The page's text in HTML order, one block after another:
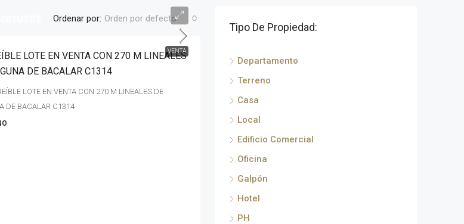
Ordenar por: Orden por defecto
VENTA
LOTE EN VENTA CON 270 M LINEALES
DE BACALAR C1314
LOTE EN VENTA CON 270 M LINEALES DE
DE BACALAR C1314
Tipo De Propiedad:
Departamento
Terreno
Casa
Local
Edificio Comercial
Oficina
Galpón
Hotel
PH